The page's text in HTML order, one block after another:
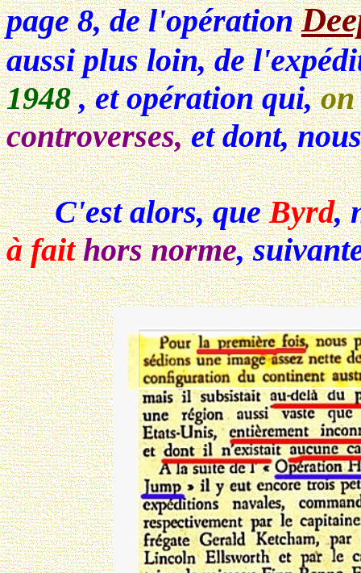
page 8, de l'opération
aussi plus loin, de
1948, et opération qui,
controverses,et dont,
C'est alors, queByrd,
à faithors norme,